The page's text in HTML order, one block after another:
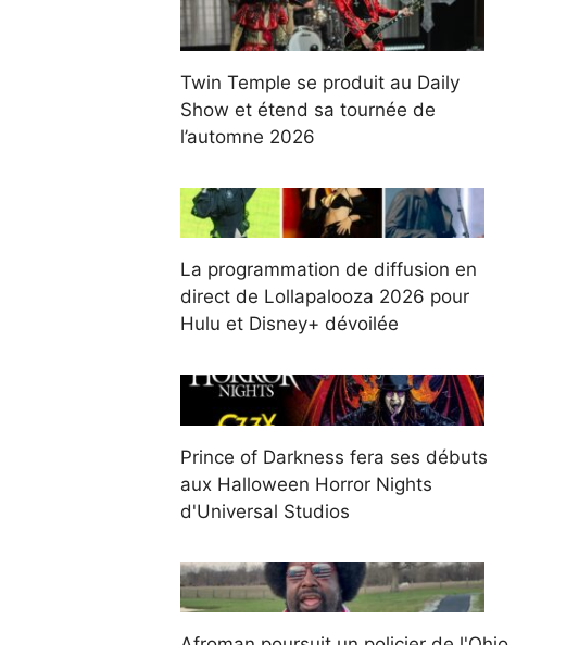
Twin Temple se produit au Daily
Show et étend sa tournée de
l’automne 2026
La programmation de diffusion en
direct de Lollapalooza 2026 pour
Hulu et Disney+ dévoilée
Prince of Darkness fera ses débuts
aux Halloween Horror Nights
d'Universal Studios